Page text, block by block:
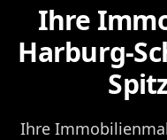
Ihre
Harburg-
Ihre